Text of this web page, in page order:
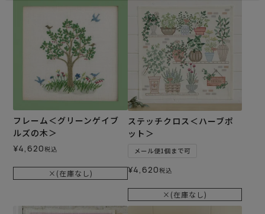
フレーム＜グリーンゲイブ
ルズの木＞
¥4,620税込
×(在庫なし)
ステッチクロス＜ハーブポ
ット＞
メール便1個まで可
¥4,620税込
×(在庫なし)